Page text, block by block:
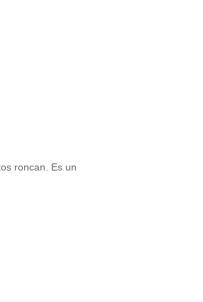
roncan. Es un